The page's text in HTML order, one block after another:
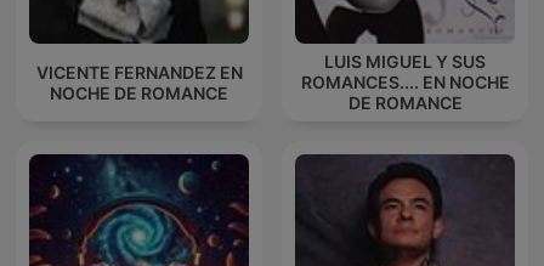
VICENTE FERNANDEZ EN
NOCHE DE ROMANCE
LUIS MIGUEL Y SUS
ROMANCES.... EN NOCHE
DE ROMANCE